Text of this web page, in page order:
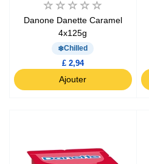
Danone Danette Caramel
4x125g
Chilled
£ 2,94
Ajouter